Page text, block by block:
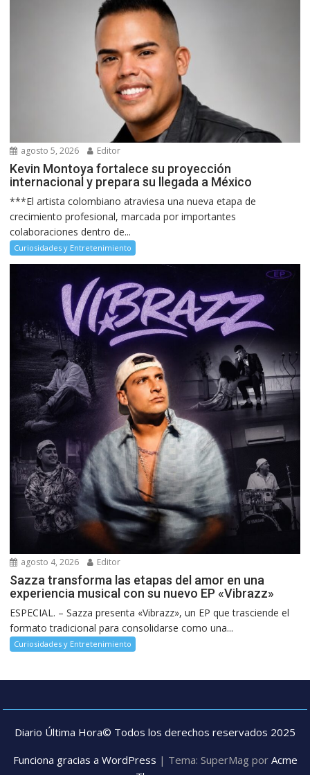
agosto 5, 2026 Editor
Kevin Montoya fortalece su proyección
internacional y prepara su llegada a México
***El artista colombiano atraviesa una nueva etapa de
crecimiento profesional, marcada por importantes
colaboraciones dentro de...
Curiosidades y Entretenimiento
agosto 4, 2026 Editor
Sazza transforma las etapas del amor en una
experiencia musical con su nuevo EP «Vibrazz»
ESPECIAL. – Sazza presenta «Vibrazz», un EP que trasciende el
formato tradicional para consolidarse como una...
Curiosidades y Entretenimiento
Diario Última Hora© Todos los derechos reservados 2025
Funciona gracias a WordPress | Tema: SuperMag por Acme